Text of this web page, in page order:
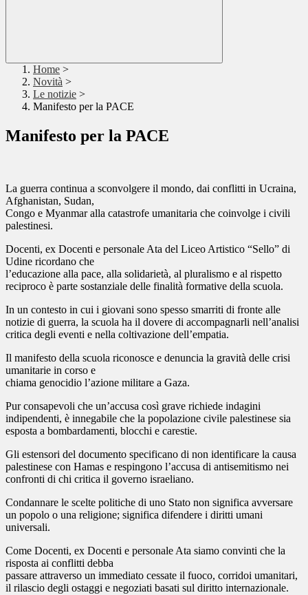
Home >
Novità >
Le notizie >
Manifesto per la PACE
Manifesto per la PACE
La guerra continua a sconvolgere il mondo, dai conflitti in Ucraina,
Afghanistan, Sudan,
Congo e Myanmar alla catastrofe umanitaria che coinvolge i civili
palestinesi.
Docenti, ex Docenti e personale Ata del Liceo Artistico “Sello” di
Udine ricordano che
l’educazione alla pace, alla solidarietà, al pluralismo e al rispetto
reciproco è parte sostanziale delle finalità formative della scuola.
In un contesto in cui i giovani sono spesso smarriti di fronte alle
notizie di guerra, la scuola ha il dovere di accompagnarli nell’analisi
critica degli eventi e nella coltivazione dell’empatia.
Il manifesto della scuola riconosce e denuncia la gravità delle crisi
umanitarie in corso e
chiama genocidio l’azione militare a Gaza.
Pur consapevoli che un’accusa così grave richiede indagini
indipendenti, è innegabile che la popolazione civile palestinese sia
esposta a bombardamenti, blocchi e carestie.
Gli estensori del documento specificano di non identificare la causa
palestinese con Hamas e respingono l’accusa di antisemitismo nei
confronti di chi critica il governo israeliano.
Condannare le scelte politiche di uno Stato non significa avversare
un popolo o una religione; significa difendere i diritti umani
universali.
Come Docenti, ex Docenti e personale Ata siamo convinti che la
risposta ai conflitti debba
passare attraverso un immediato cessate il fuoco, corridoi umanitari,
il rilascio degli ostaggi e negoziati basati sul diritto internazionale.